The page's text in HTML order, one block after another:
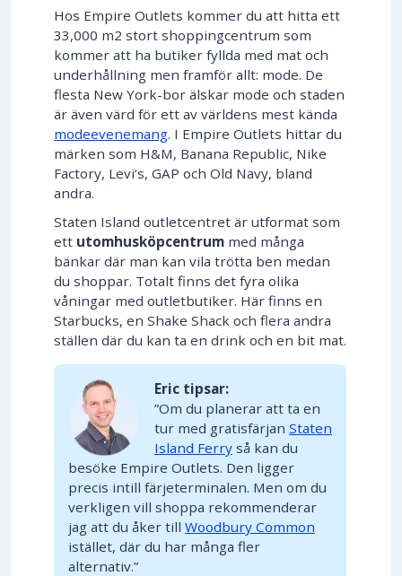
Hos Empire Outlets kommer du att hitta ett
33,000 m2 stort shoppingcentrum som
kommer att ha butiker fyllda med mat och
underhållning men framför allt: mode. De
flesta New York-bor älskar mode och staden
är även värd för ett av världens mest kända
modeevenemang. I Empire Outlets hittar du
märken som H&M, Banana Republic, Nike
Factory, Levi’s, GAP och Old Navy, bland
andra.
Staten Island outletcentret är utformat som
ett utomhusköpcentrum med många
bänkar där man kan vila trötta ben medan
du shoppar. Totalt finns det fyra olika
våningar med outletbutiker. Här finns en
Starbucks, en Shake Shack och flera andra
ställen där du kan ta en drink och en bit mat.
Eric tipsar:
”Om du planerar att ta en
tur med gratisfärjan Staten
Island Ferry så kan du
besöke Empire Outlets. Den ligger
precis intill färjeterminalen. Men om du
verkligen vill shoppa rekommenderar
jag att du åker till Woodbury Common
istället, där du har många fler
alternativ.”